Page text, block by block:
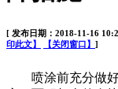
[ 发布日期：2018-11-16
印此文】
【关闭窗口】 ]
喷涂前充分做好